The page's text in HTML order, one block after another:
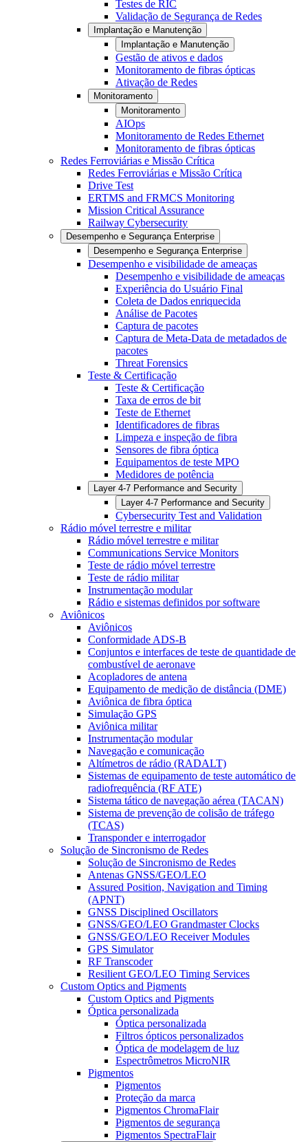
Testes de RIC
Validação de Segurança de Redes
Implantação e Manutenção
Implantação e Manutenção
Gestão de ativos e dados
Monitoramento de fibras ópticas
Ativação de Redes
Monitoramento
Monitoramento
AIOps
Monitoramento de Redes Ethernet
Monitoramento de fibras ópticas
Redes Ferroviárias e Missão Crítica
Redes Ferroviárias e Missão Crítica
Drive Test
ERTMS and FRMCS Monitoring
Mission Critical Assurance
Railway Cybersecurity
Desempenho e Segurança Enterprise
Desempenho e Segurança Enterprise
Desempenho e visibilidade de ameaças
Desempenho e visibilidade de ameaças
Experiência do Usuário Final
Coleta de Dados enriquecida
Análise de Pacotes
Captura de pacotes
Captura de Meta-Data de metadados de
pacotes
Threat Forensics
Teste & Certificação
Teste & Certificação
Taxa de erros de bit
Teste de Ethernet
Identificadores de fibras
Limpeza e inspeção de fibra
Sensores de fibra óptica
Equipamentos de teste MPO
Medidores de potência
Layer 4-7 Performance and Security
Layer 4-7 Performance and Security
Cybersecurity Test and Validation
Rádio móvel terrestre e militar
Rádio móvel terrestre e militar
Communications Service Monitors
Teste de rádio móvel terrestre
Teste de rádio militar
Instrumentação modular
Rádio e sistemas definidos por software
Aviônicos
Aviônicos
Conformidade ADS-B
Conjuntos e interfaces de teste de quantidade de
combustível de aeronave
Acopladores de antena
Equipamento de medição de distância (DME)
Aviônica de fibra óptica
Simulação GPS
Aviônica militar
Instrumentação modular
Navegação e comunicação
Altímetros de rádio (RADALT)
Sistemas de equipamento de teste automático de
radiofrequência (RF ATE)
Sistema tático de navegação aérea (TACAN)
Sistema de prevenção de colisão de tráfego
(TCAS)
Transponder e interrogador
Solução de Sincronismo de Redes
Solução de Sincronismo de Redes
Antenas GNSS/GEO/LEO
Assured Position, Navigation and Timing
(APNT)
GNSS Disciplined Oscillators
GNSS/GEO/LEO Grandmaster Clocks
GNSS/GEO/LEO Receiver Modules
GPS Simulator
RF Transcoder
Resilient GEO/LEO Timing Services
Custom Optics and Pigments
Custom Optics and Pigments
Óptica personalizada
Óptica personalizada
Filtros ópticos personalizados
Óptica de modelagem de luz
Espectrômetros MicroNIR
Pigmentos
Pigmentos
Proteção da marca
Pigmentos ChromaFlair
Pigmentos de segurança
Pigmentos SpectraFlair